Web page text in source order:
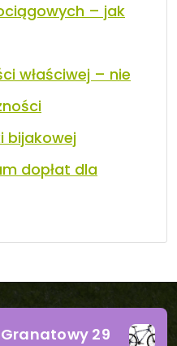
– jak
właściwej – nie
bijakowej
dopłat dla
29